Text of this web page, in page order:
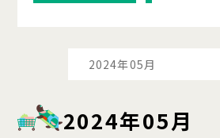
2024年05月
2024年05月